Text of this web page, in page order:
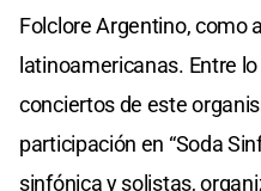
Folclore Argentino, como
latinoamericanas. Entre
conciertos de este
participación en “Soda
sinfónica y solistas,